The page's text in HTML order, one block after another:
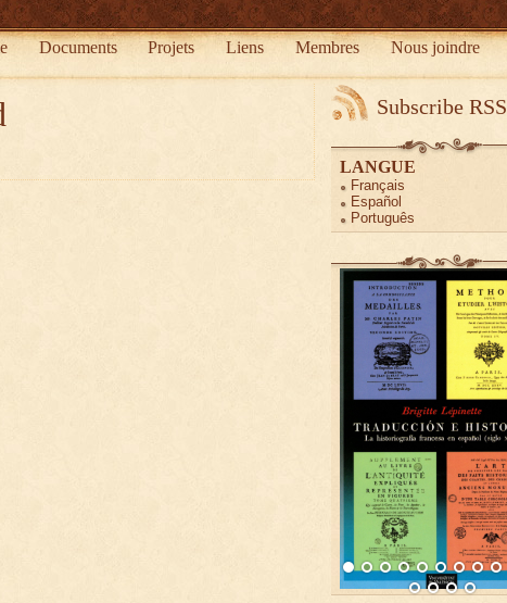
Documents Projets Liens Membres Nous joindre
Subscribe RSS
LANGUE
Français
Español
Português